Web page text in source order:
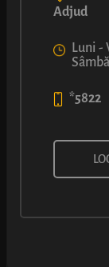
Adjud
Luni -
*5822